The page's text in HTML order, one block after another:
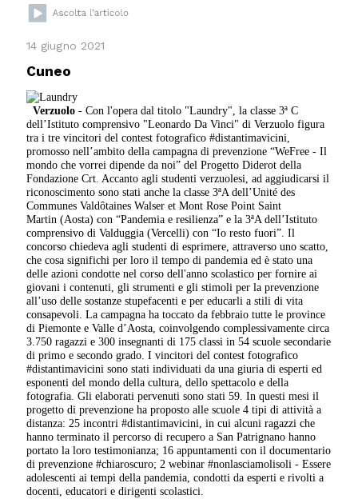
14 giugno 2021
Cuneo
Verzuolo - Con l'opera dal titolo "Laundry", la classe 3ª C
dell’Istituto comprensivo "Leonardo Da Vinci" di Verzuolo figura
tra i tre vincitori del contest fotografico #distantimavicini,
promosso nell’ambito della campagna di prevenzione “WeFree - Il
mondo che vorrei dipende da noi” del Progetto Diderot della
Fondazione Crt. Accanto agli studenti verzuolesi, ad aggiudicarsi il
riconoscimento sono stati anche la classe 3ªA dell’Unité des
Communes Valdôtaines Walser et Mont Rose Point Saint
Martin (Aosta) con “Pandemia e resilienza” e la 3ªA dell’Istituto
comprensivo di Valduggia (Vercelli) con “Io resto fuori”. Il
concorso chiedeva agli studenti di esprimere, attraverso uno scatto,
che cosa significhi per loro il tempo di pandemia ed è stato una
delle azioni condotte nel corso dell'anno scolastico per fornire ai
giovani i contenuti, gli strumenti e gli stimoli per la prevenzione
all’uso delle sostanze stupefacenti e per educarli a stili di vita
consapevoli. La campagna ha toccato da febbraio tutte le province
di Piemonte e Valle d’Aosta, coinvolgendo complessivamente circa
3.750 ragazzi e 300 insegnanti di 175 classi in 54 scuole secondarie
di primo e secondo grado. I vincitori del contest fotografico
#distantimavicini sono stati individuati da una giuria di esperti ed
esponenti del mondo della cultura, dello spettacolo e della
fotografia. Gli elaborati pervenuti sono stati 59. In questi mesi il
progetto di prevenzione ha proposto alle scuole 4 tipi di attività a
distanza: 25 incontri #distantimavicini, in cui alcuni ragazzi che
hanno terminato il percorso di recupero a San Patrignano hanno
portato la loro testimonianza; 16 appuntamenti con il documentario
di prevenzione #chiaroscuro; 2 webinar #nonlasciamolisoli - Essere
adolescenti ai tempi della pandemia, condotti da esperti e rivolti a
docenti, educatori e dirigenti scolastici.